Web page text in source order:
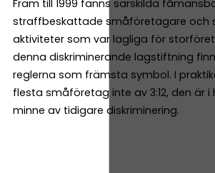
Fram till 1999 fanns särskilda
straffbeskattade småföretagare och
aktiviteter som var lagliga för
denna diskriminerande lagstiftning
reglerna som främsta symbol. I
flesta småföretag inte av 3:12, den är i
minne av tidigare diskriminering.